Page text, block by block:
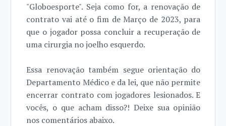
"Globoesporte". Seja como for, a renovação de
contrato vai até o fim de Março de 2023, para
que o jogador possa concluir a recuperação de
uma cirurgia no joelho esquerdo.
Essa renovação também segue orientação do
Departamento Médico e da lei, que não permite
encerrar contrato com jogadores lesionados. E
vocês, o que acham disso?! Deixe sua opinião
nos comentários abaixo.